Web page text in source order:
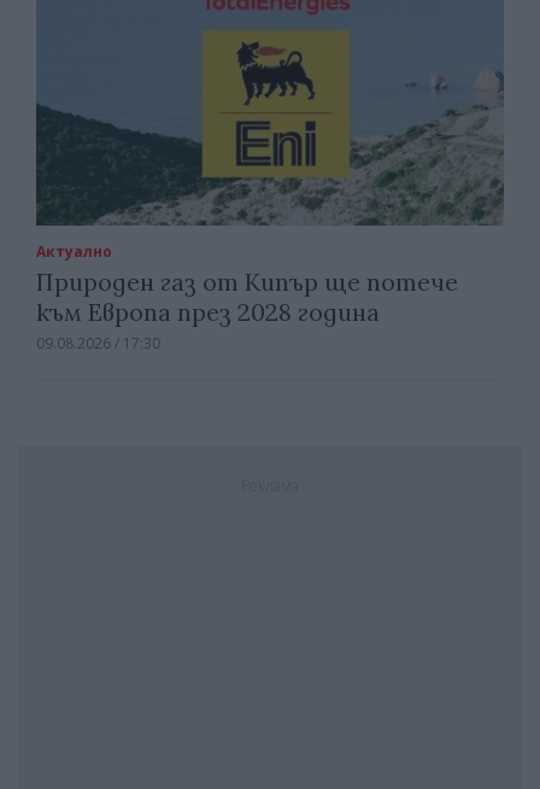
Актуално
Природен газ от Кипър ще потече
към Европа през 2028 година
09.08.2026 / 17:30